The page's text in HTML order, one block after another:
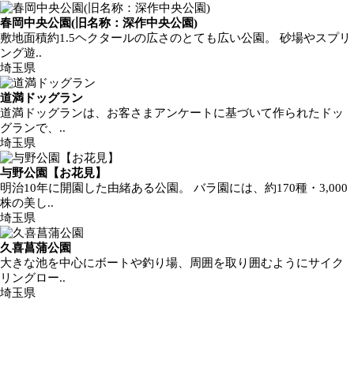
春岡中央公園(旧名称：深作中央公園)
敷地面積約1.5ヘクタールの広さのとても広い公園。 砂場やスプリ
ング遊..
埼玉県
道満ドッグラン
道満ドッグランは、お客さまアンケートに基づいて作られたドッ
グランで、..
埼玉県
与野公園【お花見】
明治10年に開園した由緒ある公園。 バラ園には、約170種・3,000
株の美し..
埼玉県
久喜菖蒲公園
大きな池を中心にボートや釣り場、周囲を取り囲むようにサイク
リングロー..
埼玉県